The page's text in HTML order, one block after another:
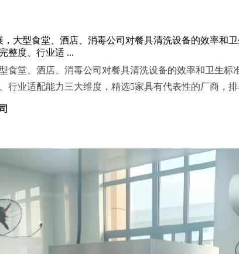
大型食堂、酒店、消毒公司对餐具清洗设备的效率和
整度、行业适 ...
食堂、酒店、消毒公司对餐具清洗设备的效率和卫生
行业适配能力三大维度，精选5家具有代表性的厂商，